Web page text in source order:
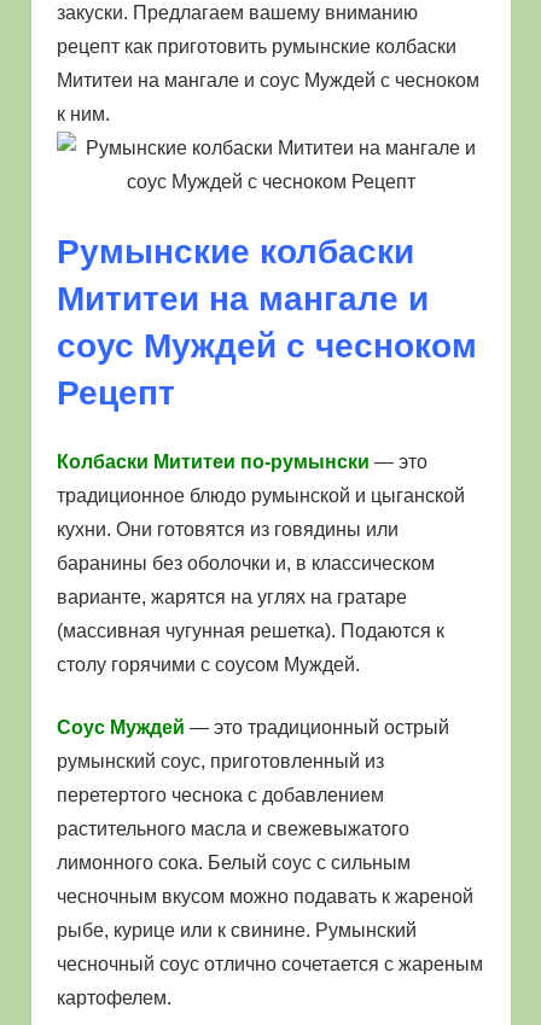
закуски. Предлагаем вашему вниманию
рецепт как приготовить румынские колбаски
Мититеи на мангале и соус Муждей с чесноком
к ним.
Румынские колбаски
Мититеи на мангале и
соус Муждей с чесноком
Рецепт
Колбаски Мититеи по-румынски — это
традиционное блюдо румынской и цыганской
кухни. Они готовятся из говядины или
баранины без оболочки и, в классическом
варианте, жарятся на углях на гратаре
(массивная чугунная решетка). Подаются к
столу горячими с соусом Муждей.
Соус Муждей — это традиционный острый
румынский соус, приготовленный из
перетертого чеснока с добавлением
растительного масла и свежевыжатого
лимонного сока. Белый соус с сильным
чесночным вкусом можно подавать к жареной
рыбе, курице или к свинине. Румынский
чесночный соус отлично сочетается с жареным
картофелем.